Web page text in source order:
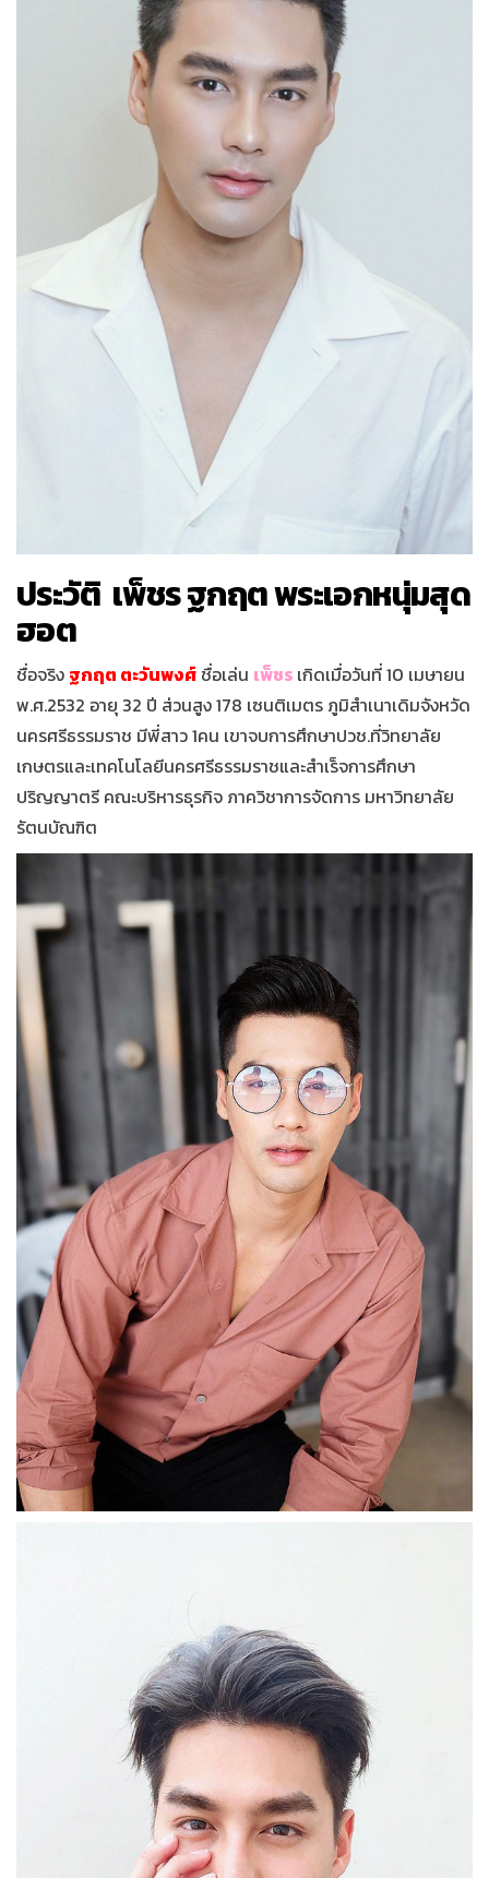
ประวัติ เพ็ชร ฐกฤต พระเอกหนุ่มสุด
ฮอต
ชื่อจริง ฐกฤต ตะวันพงศ์ ชื่อเล่น เพ็ชร เกิดเมื่อวันที่ 10 เมษายน
พ.ศ.2532 อายุ 32 ปี ส่วนสูง 178 เซนติเมตร ภูมิสำเนาเดิมจังหวัด
นครศรีธรรมราช มีพี่สาว 1คน เขาจบการศึกษาปวช.ที่วิทยาลัย
เกษตรและเทคโนโลยีนครศรีธรรมราชและสำเร็จการศึกษา
ปริญญาตรี คณะบริหารธุรกิจ ภาควิชาการจัดการ มหาวิทยาลัย
รัตนบัณฑิต